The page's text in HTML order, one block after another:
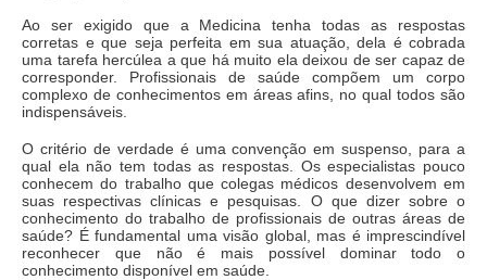
Ao ser exigido que a Medicina tenha todas as respostas
corretas e que seja perfeita em sua atuação, dela é cobrada
uma tarefa hercúlea a que há muito ela deixou de ser capaz de
corresponder. Profissionais de saúde compõem um corpo
complexo de conhecimentos em áreas afins, no qual todos são
indispensáveis.
O critério de verdade é uma convenção em suspenso, para a
qual ela não tem todas as respostas. Os especialistas pouco
conhecem do trabalho que colegas médicos desenvolvem em
suas respectivas clínicas e pesquisas. O que dizer sobre o
conhecimento do trabalho de profissionais de outras áreas de
saúde? É fundamental uma visão global, mas é imprescindível
reconhecer que não é mais possível dominar todo o
conhecimento disponível em saúde.